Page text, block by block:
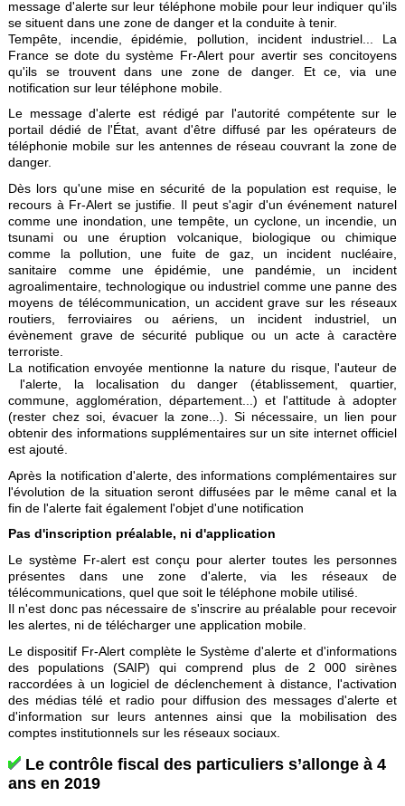
message d'alerte sur leur téléphone mobile pour leur indiquer qu'ils
se situent dans une zone de danger et la conduite à tenir.
Tempête, incendie, épidémie, pollution, incident industriel... La
France se dote du système Fr-Alert pour avertir ses concitoyens
qu'ils se trouvent dans une zone de danger. Et ce, via une
notification sur leur téléphone mobile.
Le message d'alerte est rédigé par l'autorité compétente sur le
portail dédié de l'État, avant d'être diffusé par les opérateurs de
téléphonie mobile sur les antennes de réseau couvrant la zone de
danger.
Dès lors qu'une mise en sécurité de la population est requise, le
recours à Fr-Alert se justifie. Il peut s'agir d'un événement naturel
comme une inondation, une tempête, un cyclone, un incendie, un
tsunami ou une éruption volcanique, biologique ou chimique
comme la pollution, une fuite de gaz, un incident nucléaire,
sanitaire comme une épidémie, une pandémie, un incident
agroalimentaire, technologique ou industriel comme une panne des
moyens de télécommunication, un accident grave sur les réseaux
routiers, ferroviaires ou aériens, un incident industriel, un
évènement grave de sécurité publique ou un acte à caractère
terroriste.
La notification envoyée mentionne la nature du risque, l'auteur de
l'alerte, la localisation du danger (établissement, quartier,
commune, agglomération, département...) et l'attitude à adopter
(rester chez soi, évacuer la zone...). Si nécessaire, un lien pour
obtenir des informations supplémentaires sur un site internet officiel
est ajouté.
Après la notification d'alerte, des informations complémentaires sur
l'évolution de la situation seront diffusées par le même canal et la
fin de l'alerte fait également l'objet d'une notification
Pas d'inscription préalable, ni d'application
Le système Fr-alert est conçu pour alerter toutes les personnes
présentes dans une zone d'alerte, via les réseaux de
télécommunications, quel que soit le téléphone mobile utilisé.
Il n'est donc pas nécessaire de s'inscrire au préalable pour recevoir
les alertes, ni de télécharger une application mobile.
Le dispositif Fr-Alert complète le Système d'alerte et d'informations
des populations (SAIP) qui comprend plus de 2 000 sirènes
raccordées à un logiciel de déclenchement à distance, l'activation
des médias télé et radio pour diffusion des messages d'alerte et
d'information sur leurs antennes ainsi que la mobilisation des
comptes institutionnels sur les réseaux sociaux.
Le contrôle fiscal des particuliers s’allonge à 4
ans en 2019